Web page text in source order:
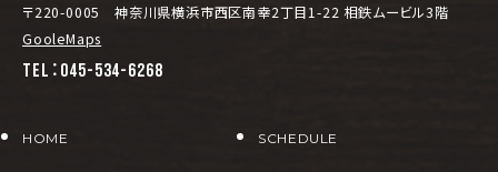
〒220-0005 神奈川県横浜市西区南幸2丁目1-22 相鉄ムービル3階
GooleMaps
TEL：045-534-6268
HOME SCHEDULE